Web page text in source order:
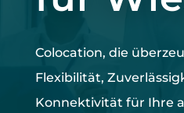
Colocation, die
Flexibilität,
Konnektivität für Ihre